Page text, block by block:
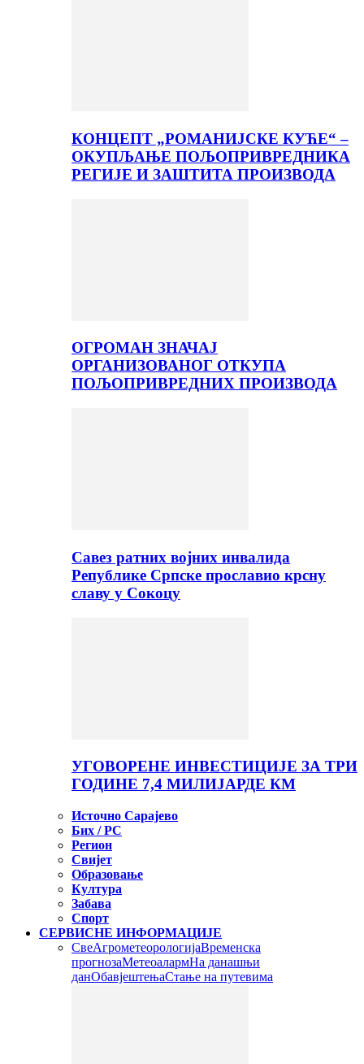
КОНЦЕПТ „РОМАНИЈСКЕ КУЋЕ“ –
ОКУПЉАЊЕ ПОЉОПРИВРЕДНИКА
РЕГИЈЕ И ЗАШТИТА ПРОИЗВОДА
ОГРОМАН ЗНАЧАЈ
ОРГАНИЗОВАНОГ ОТКУПА
ПОЉОПРИВРЕДНИХ ПРОИЗВОДА
Савез ратних војних инвалида
Републике Српске прославио крсну
славу у Сокоцу
УГОВОРЕНЕ ИНВЕСТИЦИЈЕ ЗА ТРИ
ГОДИНЕ 7,4 МИЛИЈАРДЕ КМ
Источно Сарајево
Бих / РС
Регион
Свијет
Образовање
Култура
Забава
Спорт
СЕРВИСНЕ ИНФОРМАЦИЈЕ
СвеАгрометеорологијаВременска
прогнозаМетеоалармНа данашњи
данОбавјештењаСтање на путевима